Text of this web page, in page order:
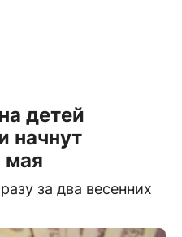
детей
начнут
мая
за два весенних